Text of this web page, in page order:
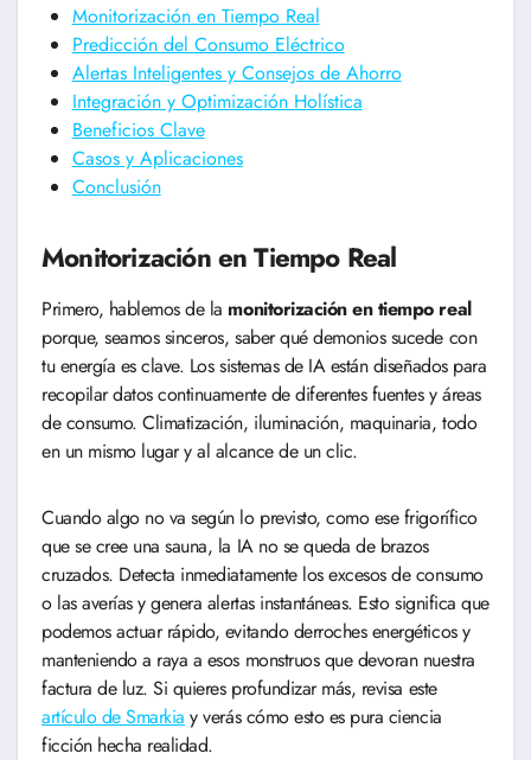
Monitorización en Tiempo Real
Predicción del Consumo Eléctrico
Alertas Inteligentes y Consejos de Ahorro
Integración y Optimización Holística
Beneficios Clave
Casos y Aplicaciones
Conclusión
Monitorización en Tiempo Real
Primero, hablemos de la monitorización en tiempo real
porque, seamos sinceros, saber qué demonios sucede con
tu energía es clave. Los sistemas de IA están diseñados para
recopilar datos continuamente de diferentes fuentes y áreas
de consumo. Climatización, iluminación, maquinaria, todo
en un mismo lugar y al alcance de un clic.
Cuando algo no va según lo previsto, como ese frigorífico
que se cree una sauna, la IA no se queda de brazos
cruzados. Detecta inmediatamente los excesos de consumo
o las averías y genera alertas instantáneas. Esto significa que
podemos actuar rápido, evitando derroches energéticos y
manteniendo a raya a esos monstruos que devoran nuestra
factura de luz. Si quieres profundizar más, revisa este
artículo de Smarkia y verás cómo esto es pura ciencia
ficción hecha realidad.